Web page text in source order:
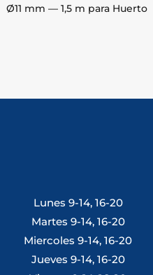
Ø11 mm — 1,5 m para Huerto
Lunes 9-14, 16-20
Martes 9-14, 16-20
Miercoles 9-14, 16-20
Jueves 9-14, 16-20